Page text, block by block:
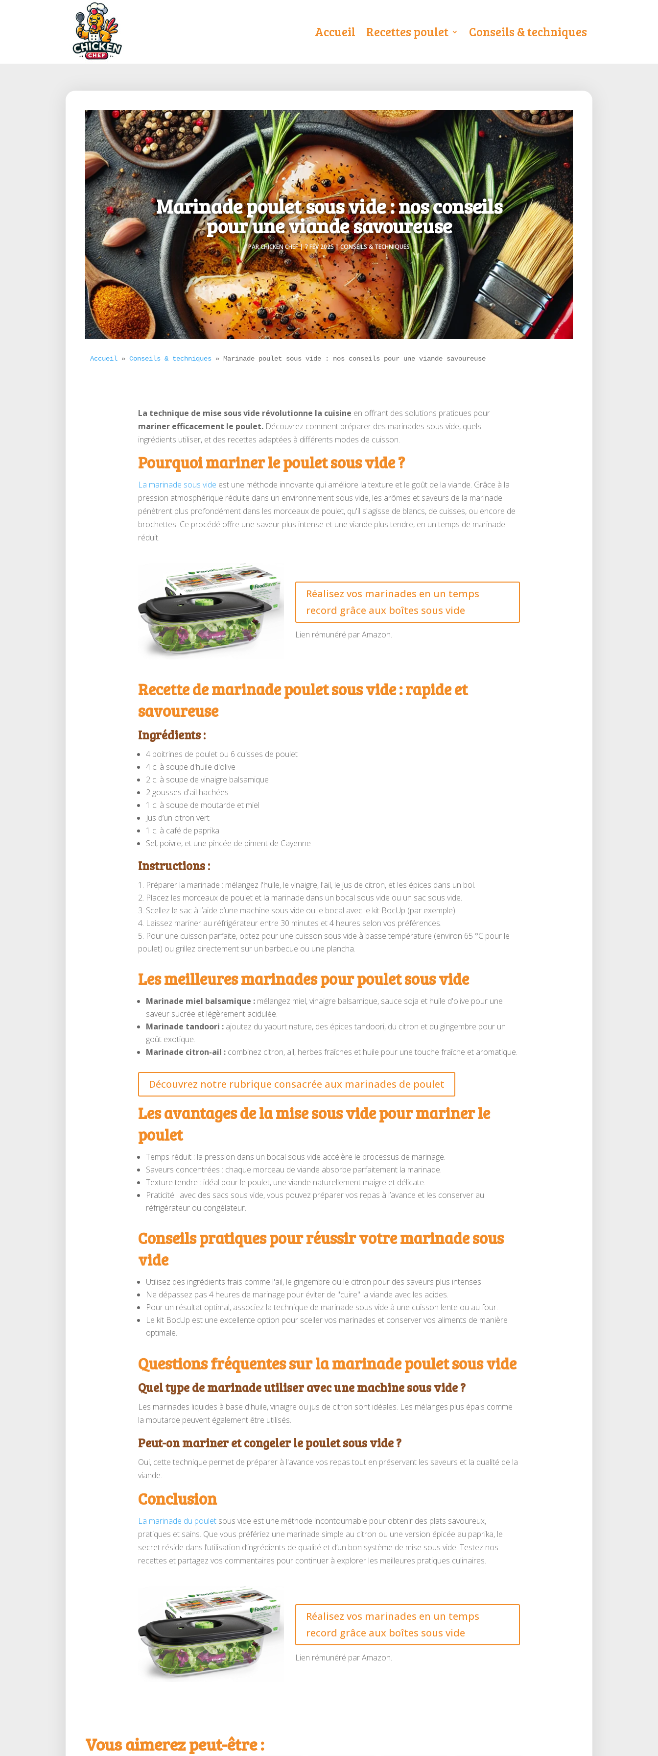
Accueil Recettes poulet Conseils & techniques
Marinade poulet sous vide : nos conseils
pour une viande savoureuse
PARCHICKEN CHEF|7 FÉV 2025|CONSEILS & TECHNIQUES
Accueil » Conseils & techniques » Marinade poulet sous vide : nos conseils pour une viande savoureuse
La technique de mise sous vide révolutionne la cuisine en offrant des solutions pratiques pour
mariner efficacement le poulet.Découvrez comment préparer des marinades sous vide, quels
ingrédients utiliser, et des recettes adaptées à différents modes de cuisson.
Pourquoi mariner le poulet sous vide ?
La marinade sous vide est une méthode innovante qui améliore la texture et le goût de la viande. Grâce à la
pression atmosphérique réduite dans un environnement sous vide, les arômes et saveurs de la marinade
pénètrent plus profondément dans les morceaux de poulet, qu'il s'agisse de blancs, de cuisses, ou encore de
brochettes. Ce procédé offre une saveur plus intense et une viande plus tendre, en un temps de marinade
réduit.
Réalisez vos marinades en un temps
record grâce aux boîtes sous vide
Lien rémunéré par Amazon.
Recette de marinade poulet sous vide : rapide et
savoureuse
Ingrédients :
4 poitrines de poulet ou 6 cuisses de poulet
4 c. à soupe d'huile d'olive
2 c. à soupe de vinaigre balsamique
2 gousses d'ail hachées
1 c. à soupe de moutarde et miel
Jus d’un citron vert
1 c. à café de paprika
Sel, poivre, et une pincée de piment de Cayenne
Instructions :
Préparer la marinade : mélangez l'huile, le vinaigre, l'ail, le jus de citron, et les épices dans un bol.
Placez les morceaux de poulet et la marinade dans un bocal sous vide ou un sac sous vide.
Scellez le sac à l’aide d’une machine sous vide ou le bocal avec le kit BocUp (par exemple).
Laissez mariner au réfrigérateur entre 30 minutes et 4 heures selon vos préférences.
Pour une cuisson parfaite, optez pour une cuisson sous vide à basse température (environ 65 °C pour le
poulet) ou grillez directement sur un barbecue ou une plancha.
Les meilleures marinades pour poulet sous vide
Marinade miel balsamique :mélangez miel, vinaigre balsamique, sauce soja et huile d'olive pour une
saveur sucrée et légèrement acidulée.
Marinade tandoori :ajoutez du yaourt nature, des épices tandoori, du citron et du gingembre pour un
goût exotique.
Marinade citron-ail :combinez citron, ail, herbes fraîches et huile pour une touche fraîche et aromatique.
Découvrez notre rubrique consacrée aux marinades de poulet
Les avantages de la mise sous vide pour mariner le
poulet
Temps réduit : la pression dans un bocal sous vide accélère le processus de marinage.
Saveurs concentrées : chaque morceau de viande absorbe parfaitement la marinade.
Texture tendre : idéal pour le poulet, une viande naturellement maigre et délicate.
Praticité : avec des sacs sous vide, vous pouvez préparer vos repas à l’avance et les conserver au
réfrigérateur ou congélateur.
Conseils pratiques pour réussir votre marinade sous
vide
Utilisez des ingrédients frais comme l'ail, le gingembre ou le citron pour des saveurs plus intenses.
Ne dépassez pas 4 heures de marinage pour éviter de "cuire" la viande avec les acides.
Pour un résultat optimal, associez la technique de marinade sous vide à une cuisson lente ou au four.
Le kit BocUp est une excellente option pour sceller vos marinades et conserver vos aliments de manière
optimale.
Questions fréquentes sur la marinade poulet sous vide
Quel type de marinade utiliser avec une machine sous vide ?
Les marinades liquides à base d'huile, vinaigre ou jus de citron sont idéales. Les mélanges plus épais comme
la moutarde peuvent également être utilisés.
Peut-on mariner et congeler le poulet sous vide ?
Oui, cette technique permet de préparer à l'avance vos repas tout en préservant les saveurs et la qualité de la
viande.
Conclusion
La marinade du pouletsous vide est une méthode incontournable pour obtenir des plats savoureux,
pratiques et sains. Que vous préfériez une marinade simple au citron ou une version épicée au paprika, le
secret réside dans l’utilisation d’ingrédients de qualité et d’un bon système de mise sous vide. Testez nos
recettes et partagez vos commentaires pour continuer à explorer les meilleures pratiques culinaires.
Réalisez vos marinades en un temps
record grâce aux boîtes sous vide
Lien rémunéré par Amazon.
Vous aimerez peut-être :